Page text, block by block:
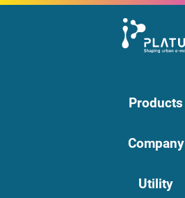
Products
Company
Utility